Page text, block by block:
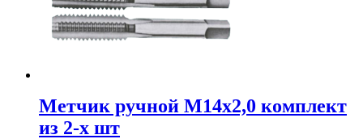
Метчик ручной М14х2,0 комплект
из 2-х шт